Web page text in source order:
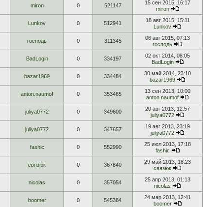
miron 0 521147
15 сен 2015, 16:17
miron
Lunkov 0 512941
18 авг 2015, 15:11
Lunkov
господь 0 311345
06 авг 2015, 07:13
господь
BadLogin 0 334197
02 окт 2014, 08:05
BadLogin
bazar1969 0 334484
30 май 2014, 23:10
bazar1969
anton.naumof 0 353465
13 сен 2013, 10:00
anton.naumof
juliya0772 0 349600
20 авг 2013, 12:57
juliya0772
juliya0772 0 347657
19 авг 2013, 23:19
juliya0772
fashic 0 552990
25 июл 2013, 17:18
fashic
связюк 0 367840
29 май 2013, 18:23
связюк
nicolas 0 357054
25 апр 2013, 01:13
nicolas
boomer 0 545384
24 мар 2013, 12:41
boomer